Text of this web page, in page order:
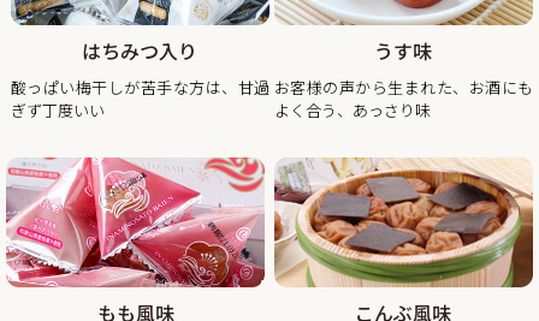
高梅のくずれ梅を大特価、送料込・税込1,200円で販売させ
見た目が少し崩れただけで味は一級品のくずれ梅をぜひこの
機会にご賞味ください。
年末年始期間中の営業日の営業のお知らせ
平素は格別のご高配を賜り厚く御礼申し上げます。
表記の件、下記の通りご案内させていただきます。
何かとご迷惑をお掛け致しますが、何卒ご理解とご協力を賜
りますよう宜しくお願い致します。
はちみつ入り
酸っぱい梅干しが苦手な方は、甘過
ぎず丁度いい
うす味
お客様の声から生まれた、お酒にも
よく合う、あっさり味
もも風味 こんぶ風味